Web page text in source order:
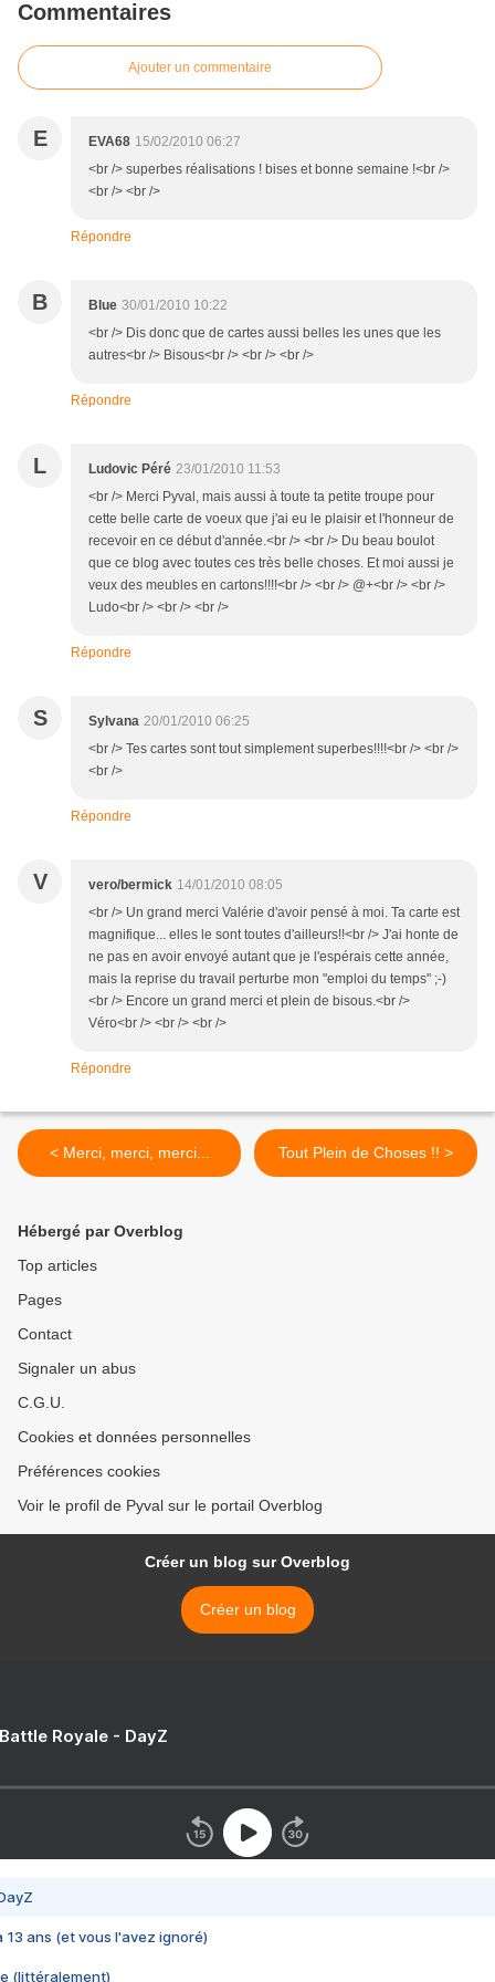
Commentaires
Ajouter un commentaire
E EVA68 15/02/2010 06:27
<br /> superbes réalisations ! bises et bonne semaine !<br />
<br /> <br />
Répondre
B Blue 30/01/2010 10:22
<br /> Dis donc que de cartes aussi belles les unes que les
autres<br /> Bisous<br /> <br /> <br />
Répondre
L Ludovic Péré 23/01/2010 11:53
<br /> Merci Pyval, mais aussi à toute ta petite troupe pour
cette belle carte de voeux que j'ai eu le plaisir et l'honneur de
recevoir en ce début d'année.<br /> <br /> Du beau boulot
que ce blog avec toutes ces très belle choses. Et moi aussi je
veux des meubles en cartons!!!!<br /> <br /> @+<br /> <br />
Ludo<br /> <br /> <br />
Répondre
S Sylvana 20/01/2010 06:25
<br /> Tes cartes sont tout simplement superbes!!!!<br /> <br />
<br />
Répondre
V vero/bermick 14/01/2010 08:05
<br /> Un grand merci Valérie d'avoir pensé à moi. Ta carte est
magnifique... elles le sont toutes d'ailleurs!!<br /> J'ai honte de
ne pas en avoir envoyé autant que je l'espérais cette année,
mais la reprise du travail perturbe mon "emploi du temps" ;-)
<br /> Encore un grand merci et plein de bisous.<br />
Véro<br /> <br /> <br />
Répondre
< Merci, merci, merci... Tout Plein de Choses !! >
Hébergé par Overblog
Top articles
Pages
Contact
Signaler un abus
C.G.U.
Cookies et données personnelles
Préférences cookies
Voir le profil de Pyval sur le portail Overblog
Créer un blog sur Overblog
Créer un blog
Royale - DayZ
13 ans (et vous l'avez ignoré)
(littéralement)